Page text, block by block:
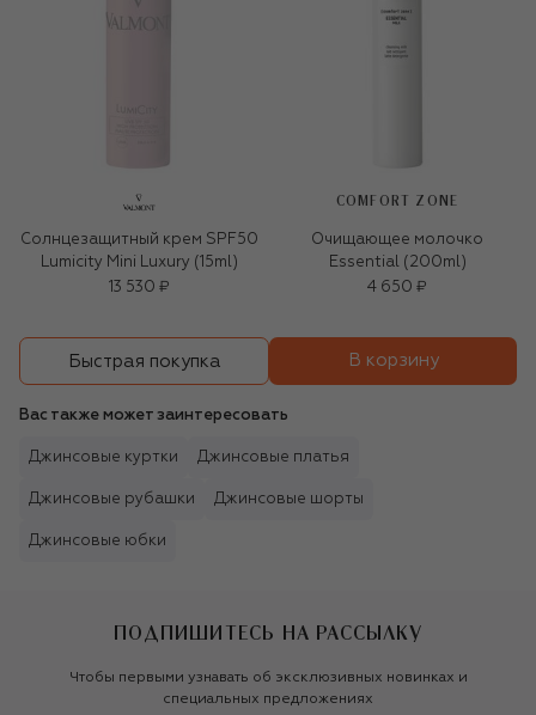
Солнцезащитный крем SPF50
Lumicity Mini Luxury (15ml)
13 530 ₽
COMFORT ZONE
Очищающее молочко
Essential (200ml)
4 650 ₽
Быстрая покупка В корзину
Вас также может заинтересовать
Джинсовые куртки Джинсовые платья
Джинсовые рубашки Джинсовые шорты
Джинсовые юбки
ПОДПИШИТЕСЬ НА РАССЫЛКУ
Чтобы первыми узнавать об эксклюзивных новинках и
специальных предложениях